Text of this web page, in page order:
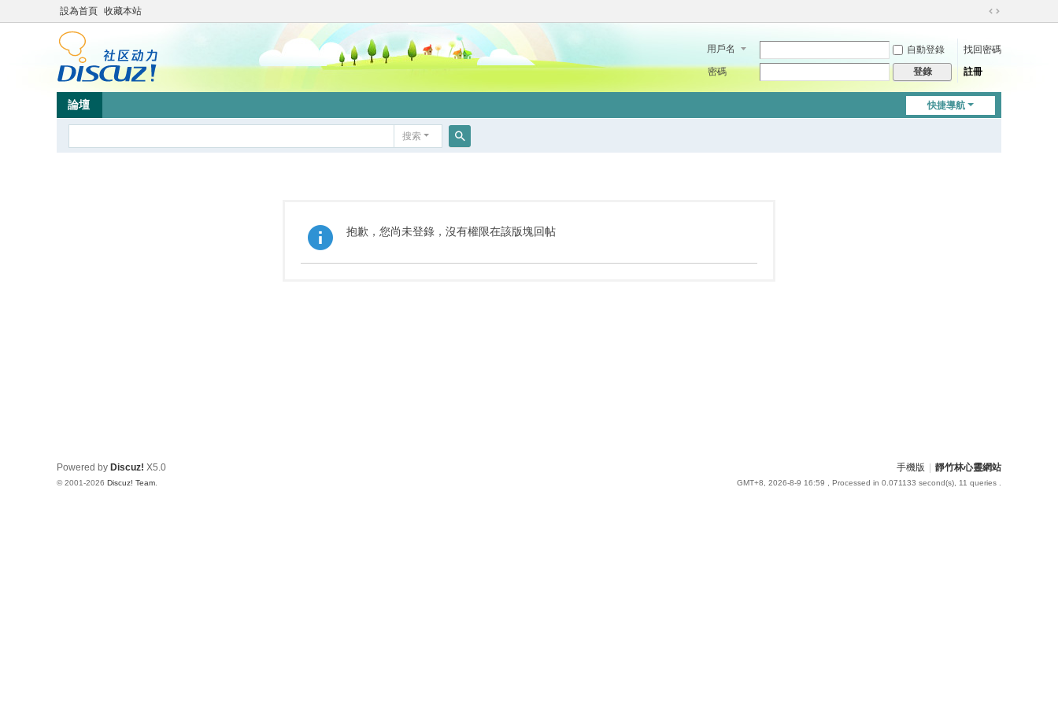
設為首頁 收藏本站
切
到
用戶名 自動登錄
找回密碼
密碼
登錄 註冊
快捷導航
論壇
搜索
抱歉，您尚未登錄，沒有權限在該版塊回帖
手機版 靜竹林心靈網站
GMT+8, 2026-8-9 16:59 , Processed in 0.071133 second(s), 11 queries .
Powered by Discuz! X5.0
© 2001-2026 Discuz! Team